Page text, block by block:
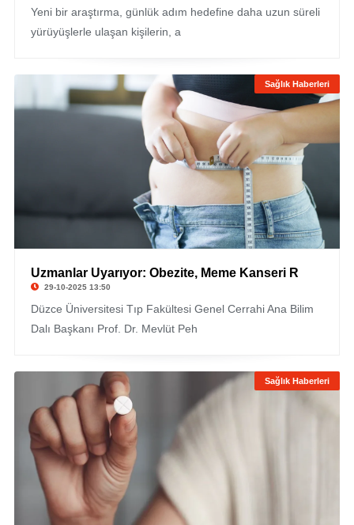
Yeni bir araştırma, günlük adım hedefine daha uzun süreli
yürüyüşlerle ulaşan kişilerin, a
Sağlık Haberleri
Uzmanlar Uyarıyor: Obezite, Meme Kanseri R
29-10-2025 13:50
Düzce Üniversitesi Tıp Fakültesi Genel Cerrahi Ana Bilim
Dalı Başkanı Prof. Dr. Mevlüt Peh
Sağlık Haberleri